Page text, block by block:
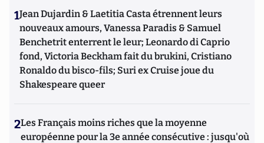
1Jean Dujardin & Laetitia Casta étrennent leurs
nouveaux amours, Vanessa Paradis & Samuel
Benchetrit enterrent le leur; Leonardo di Caprio
fond, Victoria Beckham fait du brukini, Cristiano
Ronaldo du bisco-fils; Suri ex Cruise joue du
Shakespeare queer
2Les Français moins riches que la moyenne
européenne pour la 3e année consécutive : jusqu'où